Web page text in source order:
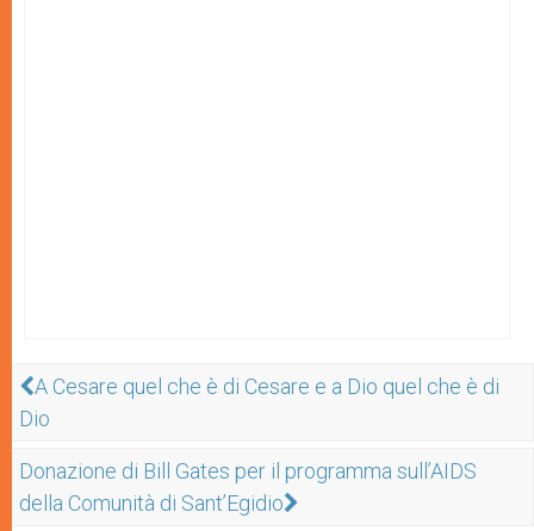
A Cesare quel che è di Cesare e a Dio quel che è di
Dio
Donazione di Bill Gates per il programma sull’AIDS
della Comunità di Sant’Egidio